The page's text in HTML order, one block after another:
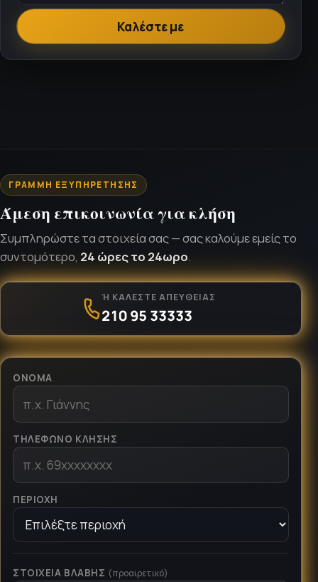
Καλέστε με
ΓΡΑΜΜΉ ΕΞΥΠΗΡΈΤΗΣΗΣ
Άμεση επικοινωνία για κλήση
Συμπληρώστε τα στοιχεία σας — σας καλούμε εμείς το
συντομότερο, 24 ώρες το 24ωρο.
Ή ΚΑΛΈΣΤΕ ΑΠΕΥΘΕΊΑΣ
210 95 33333
ΌΝΟΜΑ
ΤΗΛΈΦΩΝΟ ΚΛΉΣΗΣ
ΠΕΡΙΟΧΉ
ΣΤΟΙΧΕΊΑ ΒΛΆΒΗΣ (προαιρετικό)